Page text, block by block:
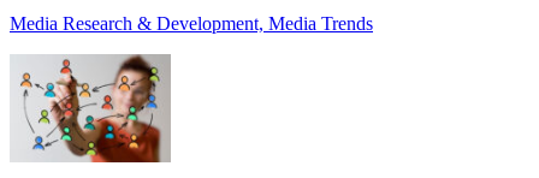
Media Research & Development, Media Trends